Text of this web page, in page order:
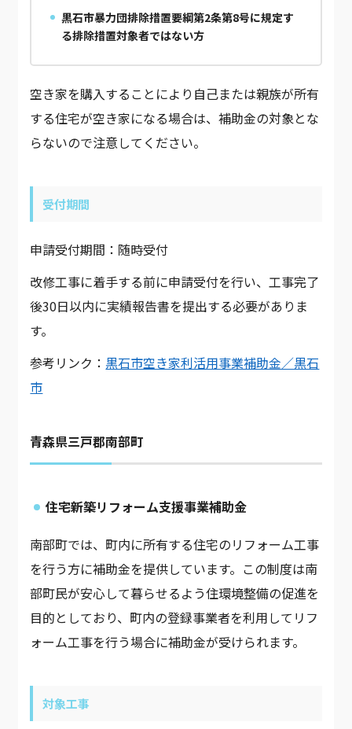
黒石市暴力団排除措置要綱第2条第8号に規定す
る排除措置対象者ではない方
空き家を購入することにより自己または親族が所有
する住宅が空き家になる場合は、補助金の対象とな
らないので注意してください。
受付期間
申請受付期間：随時受付
改修工事に着手する前に申請受付を行い、工事完了
後30日以内に実績報告書を提出する必要がありま
す。
参考リンク： 黒石市空き家利活用事業補助金／黒石
市
青森県三戸郡南部町
住宅新築リフォーム支援事業補助金
南部町では、町内に所有する住宅のリフォーム工事
を行う方に補助金を提供しています。この制度は南
部町民が安心して暮らせるよう住環境整備の促進を
目的としており、町内の登録事業者を利用してリフ
ォーム工事を行う場合に補助金が受けられます。
対象工事